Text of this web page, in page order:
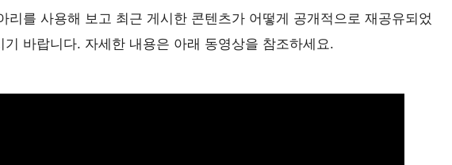
리를 사용해 보고 최근 게시한 콘텐츠가 어떻게 공개적으로 재공유되었
기 바랍니다. 자세한 내용은 아래 동영상을 참조하세요.